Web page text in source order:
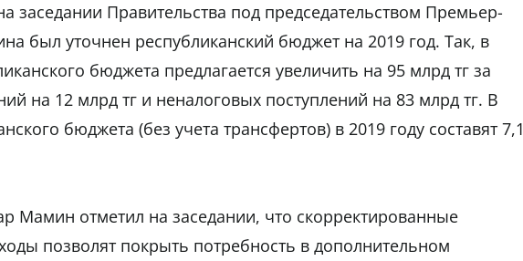
заседании Правительства под председательством Премьер-
был уточнен республиканский бюджет на 2019 год. Так, в
бюджета предлагается увеличить на 95 млрд тг за
на 12 млрд тг и неналоговых поступлений на 83 млрд тг. В
бюджета (без учета трансфертов) в 2019 году составят 7,1
Мамин отметил на заседании, что скорректированные
позволят покрыть потребность в дополнительном